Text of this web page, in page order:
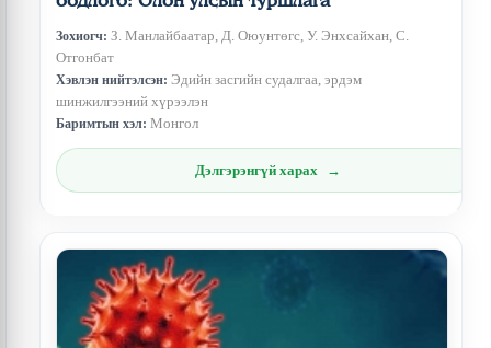
Зохиогч: З. Манлайбаатар, Д. Оюунтөгс, У. Энхсайхан, С.
Отгонбат
Хэвлэн нийтэлсэн: Эдийн засгийн судалгаа, эрдэм
шинжилгээний хүрээлэн
Баримтын хэл: Монгол
Дэлгэрэнгүй харах